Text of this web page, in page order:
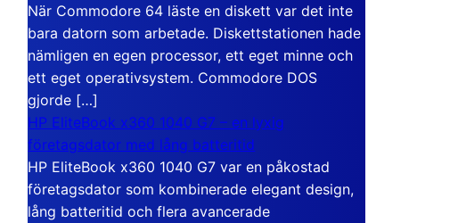
När Commodore 64 läste en diskett var det inte
bara datorn som arbetade. Diskettstationen hade
nämligen en egen processor, ett eget minne och
ett eget operativsystem. Commodore DOS
gjorde […]
HP EliteBook x360 1040 G7 – en lyxig
företagsdator med lång batteritid
HP EliteBook x360 1040 G7 var en påkostad
företagsdator som kombinerade elegant design,
lång batteritid och flera avancerade